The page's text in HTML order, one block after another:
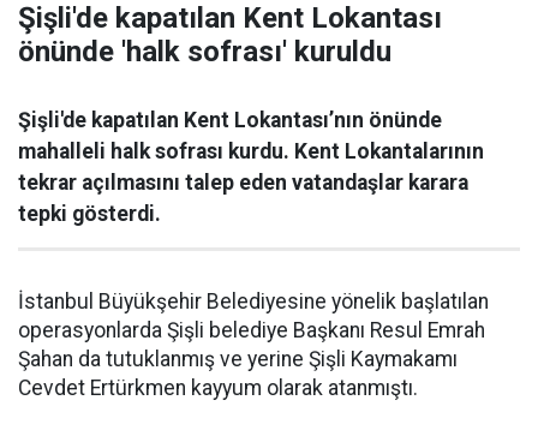
Şişli'de kapatılan Kent Lokantası
önünde 'halk sofrası' kuruldu
Şişli'de kapatılan Kent Lokantası’nın önünde
mahalleli halk sofrası kurdu. Kent Lokantalarının
tekrar açılmasını talep eden vatandaşlar karara
tepki gösterdi.
İstanbul Büyükşehir Belediyesine yönelik başlatılan
operasyonlarda Şişli belediye Başkanı Resul Emrah
Şahan da tutuklanmış ve yerine Şişli Kaymakamı
Cevdet Ertürkmen kayyum olarak atanmıştı.